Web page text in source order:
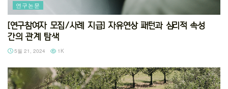
연구논문
[연구참여자 모집/사례 지급] 자유연상 패턴과 심리적 속성
간의 관계 탐색
5월 21, 2024 1K